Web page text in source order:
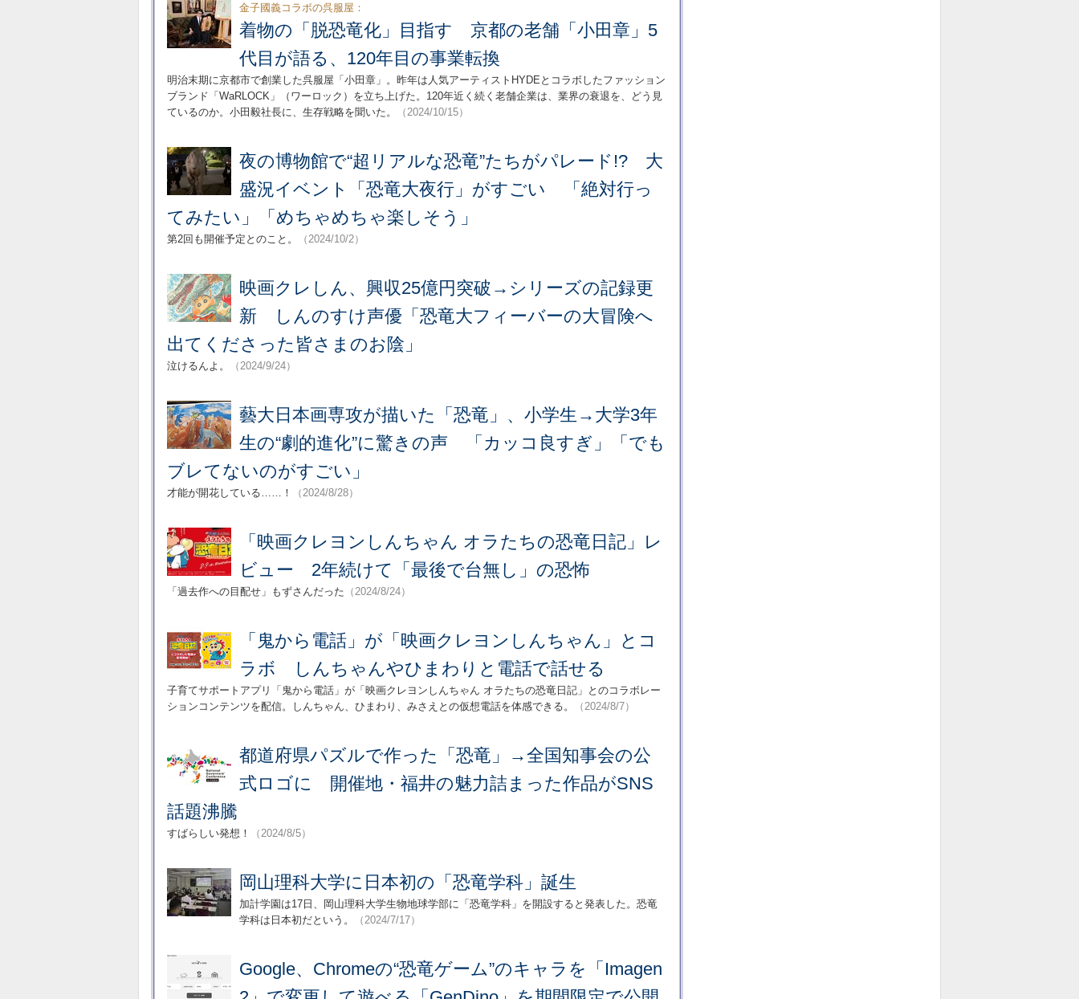
金子國義コラボの呉服屋：
着物の「脱恐竜化」目指す 京都の老舗「小田章」5
代目が語る、120年目の事業転換
明治末期に京都市で創業した呉服屋「小田章」。昨年は人気アーティストHYDEとコラボしたファッション
ブランド「WaRLOCK」（ワーロック）を立ち上げた。120年近く続く老舗企業は、業界の衰退を、どう見
ているのか。小田毅社長に、生存戦略を聞いた。
（2024/10/15）
夜の博物館で“超リアルな恐竜”たちがパレード!? 大
盛況イベント「恐竜大夜行」がすごい 「絶対行っ
てみたい」「めちゃめちゃ楽しそう」
第2回も開催予定とのこと。 （2024/10/2）
映画クレしん、興収25億円突破→シリーズの記録更
新 しんのすけ声優「恐竜大フィーバーの大冒険へ
出てくださった皆さまのお陰」
泣けるんよ。 （2024/9/24）
藝大日本画専攻が描いた「恐竜」、小学生→大学3年
生の“劇的進化”に驚きの声 「カッコ良すぎ」「でも
ブレてないのがすごい」
才能が開花している……！ （2024/8/28）
「映画クレヨンしんちゃん オラたちの恐竜日記」レ
ビュー 2年続けて「最後で台無し」の恐怖
「過去作への目配せ」もずさんだった （2024/8/24）
「鬼から電話」が「映画クレヨンしんちゃん」とコ
ラボ しんちゃんやひまわりと電話で話せる
子育てサポートアプリ「鬼から電話」が「映画クレヨンしんちゃん オラたちの恐竜日記」とのコラボレー
ションコンテンツを配信。しんちゃん、ひまわり、みさえとの仮想電話を体感できる。
（2024/8/7）
都道府県パズルで作った「恐竜」→全国知事会の公
式ロゴに 開催地・福井の魅力詰まった作品がSNS
話題沸騰
すばらしい発想！ （2024/8/5）
岡山理科大学に日本初の「恐竜学科」誕生
加計学園は17日、岡山理科大学生物地球学部に「恐竜学科」を開設すると発表した。恐竜
学科は日本初だという。
（2024/7/17）
Google、Chromeの“恐竜ゲーム”のキャラを「Imagen